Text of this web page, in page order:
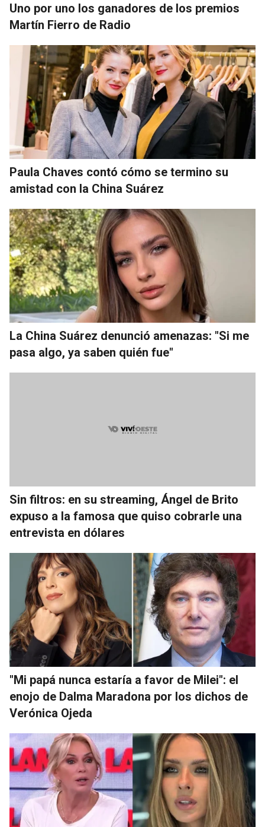
Uno por uno los ganadores de los premios
Martín Fierro de Radio
Paula Chaves contó cómo se termino su
amistad con la China Suárez
La China Suárez denunció amenazas: "Si me
pasa algo, ya saben quién fue"
Sin filtros: en su streaming, Ángel de Brito
expuso a la famosa que quiso cobrarle una
entrevista en dólares
"Mi papá nunca estaría a favor de Milei": el
enojo de Dalma Maradona por los dichos de
Verónica Ojeda